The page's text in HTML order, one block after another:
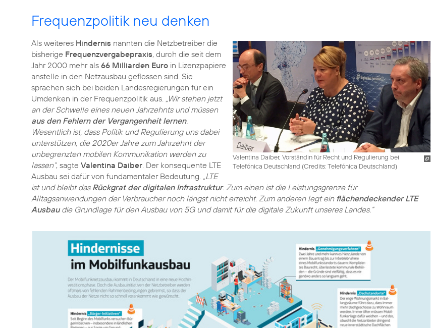
Frequenzpolitik neu denken
Valentina Daiber, Vorständin für Recht und Regulierung bei
Telefónica Deutschland (Credits: Telefónica Deutschland)
Als weiteres Hindernis nannten die Netzbetreiber die
bisherige Frequenzvergabepraxis, durch die seit dem
Jahr 2000 mehr als 66 Milliarden Euro in Lizenzpapiere
anstelle in den Netzausbau geflossen sind. Sie
sprachen sich bei beiden Landesregierungen für ein
Umdenken in der Frequenzpolitik aus.
„Wir stehen jetzt
an der Schwelle eines neuen Jahrzehnts und müssen
aus den Fehlern der Vergangenheit lernen.
Wesentlich ist, dass Politik und Regulierung uns dabei
unterstützen, die 2020er Jahre zum Jahrzehnt der
unbegrenzten mobilen Kommunikation werden zu
lassen“, sagte Valentina Daiber . Der konsequente LTE
Ausbau sei dafür von fundamentaler Bedeutung.
„LTE
ist und bleibt das Rückgrat der digitalen Infrastruktur. Zum einen ist die Leistungsgrenze für
Alltagsanwendungen der Verbraucher noch längst nicht erreicht. Zum anderen legt ein flächendeckender LTE
Ausbaudie Grundlage für den Ausbau von 5G und damit für die digitale Zukunft unseres Landes.“